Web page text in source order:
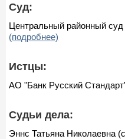
Суд:
Центральный районный
(подробнее)
Истцы:
АО "Банк Русский
Судьи дела:
Эннс Татьяна Николаевна